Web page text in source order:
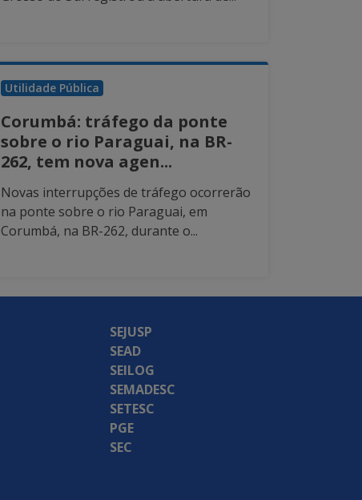
Utilidade Pública
Corumbá: tráfego da ponte
sobre o rio Paraguai, na BR-
262, tem nova agen...
Novas interrupções de tráfego ocorrerão
na ponte sobre o rio Paraguai, em
Corumbá, na BR-262, durante o...
SEJUSP
SEAD
SEILOG
SEMADESC
SETESC
PGE
SEC